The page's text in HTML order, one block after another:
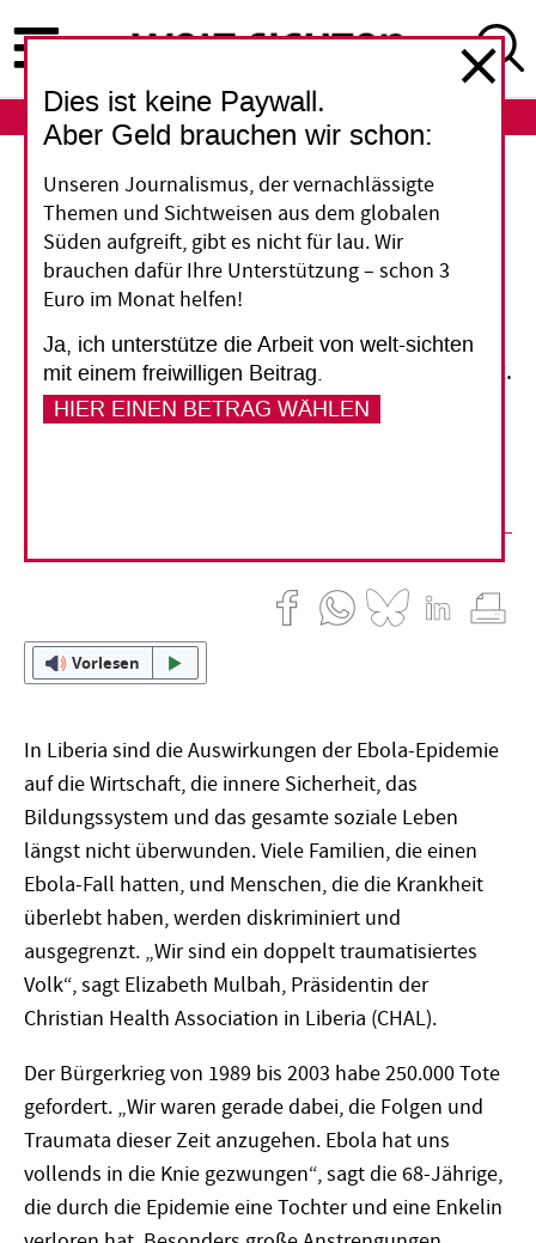
zum
Inhalt
ABO
Ebola in Liberia
Das doppelte Trauma
Aus Liberia wurde wieder ein Ebola-Fall
gemeldet. Dabei galt die Epidemie in dem
westafrikanischen Land seit Anfang Mai gebannt.
Nicht nur wegen des erneuten Rückschlags wird
01. Juli 2015 Katja Dorothea Buck
Vorlesen
In Liberia sind die Auswirkungen der Ebola-Epidemie
auf die Wirtschaft, die innere Sicherheit, das
Bildungssystem und das gesamte soziale Leben
längst nicht überwunden. Viele Familien, die einen
Ebola-Fall hatten, und Menschen, die die Krankheit
überlebt haben, werden diskriminiert und
ausgegrenzt. „Wir sind ein doppelt traumatisiertes
Volk“, sagt Elizabeth Mulbah, Präsidentin der
Christian Health Association in Liberia (CHAL).
Der Bürgerkrieg von 1989 bis 2003 habe 250.000 Tote
gefordert. „Wir waren gerade dabei, die Folgen und
Traumata dieser Zeit anzugehen. Ebola hat uns
vollends in die Knie gezwungen“, sagt die 68-Jährige,
die durch die Epidemie eine Tochter und eine Enkelin
Dies ist keine Paywall.
Aber Geld brauchen wir schon:
Unseren Journalismus, der vernachlässigte
Themen und Sichtweisen aus dem globalen
Süden aufgreift, gibt es nicht für lau. Wir
brauchen dafür Ihre Unterstützung – schon 3
Euro im Monat helfen!
Ja, ich unterstütze die Arbeit von welt-sichten
mit einem freiwilligen Beitrag.
HIER EINEN BETRAG WÄHLEN